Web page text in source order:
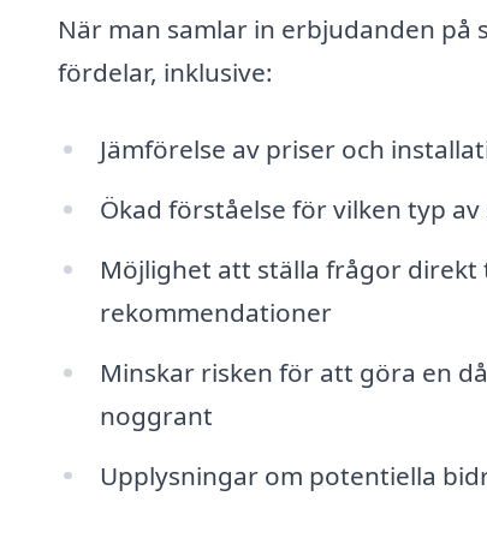
När man samlar in erbjudanden på
fördelar, inklusive:
Jämförelse av priser och
Ökad förståelse för vilken typ
Möjlighet att ställa frågor
rekommendationer
Minskar risken för att göra en
noggrant
Upplysningar om potentiella